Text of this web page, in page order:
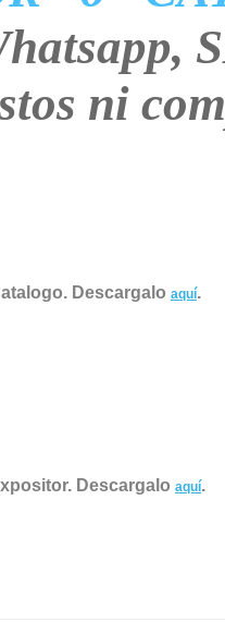
ni
Descargalo aquí.
Descargalo aquí.